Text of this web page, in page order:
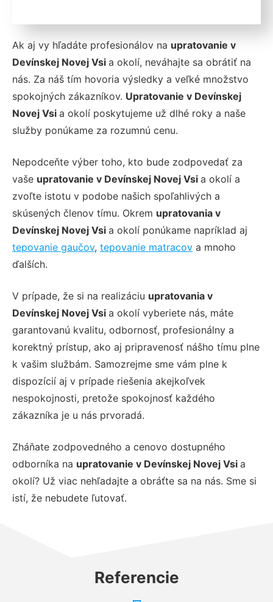
Ak aj vy hľadáte profesionálov na upratovanie v
Devínskej Novej Vsi a okolí, neváhajte sa obrátiť na
nás. Za náš tím hovoria výsledky a veľké množstvo
spokojných zákazníkov. Upratovanie v Devínskej
Novej Vsi a okolí poskytujeme už dlhé roky a naše
služby ponúkame za rozumnú cenu.
Nepodceňte výber toho, kto bude zodpovedať za
vaše upratovanie v Devínskej Novej Vsi a okolí a
zvoľte istotu v podobe našich spoľahlivých a
skúsených členov tímu. Okrem upratovania v
Devínskej Novej Vsi a okolí ponúkame napríklad aj
tepovanie gaučov, tepovanie matracov a mnoho
ďalších.
V prípade, že si na realizáciu upratovania v
Devínskej Novej Vsi a okolí vyberiete nás, máte
garantovanú kvalitu, odbornosť, profesionálny a
korektný prístup, ako aj pripravenosť nášho tímu plne
k vašim službám. Samozrejme sme vám plne k
dispozícií aj v prípade riešenia akejkoľvek
nespokojnosti, pretože spokojnosť každého
zákazníka je u nás prvoradá.
Zháňate zodpovedného a cenovo dostupného
odborníka na upratovanie v Devínskej Novej Vsi a
okolí? Už viac nehľadajte a obráťte sa na nás. Sme si
istí, že nebudete ľutovať.
Referencie